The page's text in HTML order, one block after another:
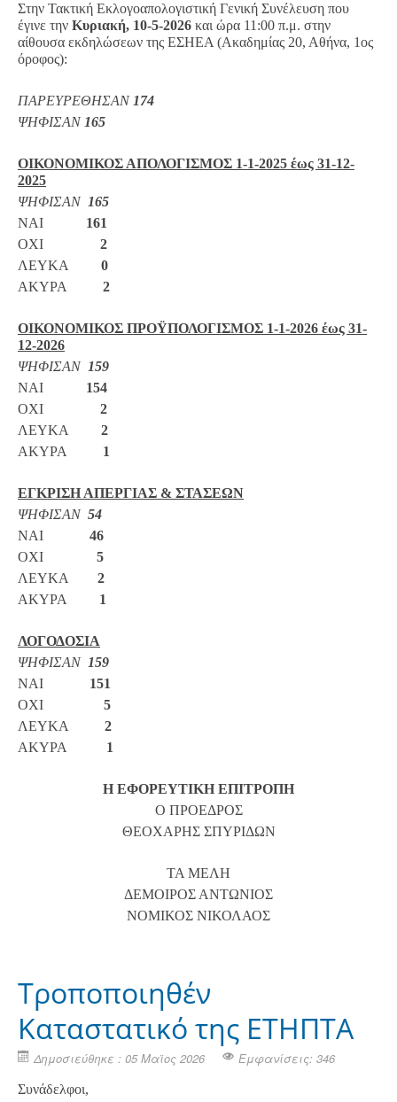
Στην Τακτική Εκλογοαπολογιστική Γενική Συνέλευση που
έγινε την Κυριακή, 10-5-2026 και ώρα 11:00 π.μ. στην
αίθουσα εκδηλώσεων της ΕΣΗΕΑ (Ακαδημίας 20, Αθήνα, 1ος
όροφος):
ΠΑΡΕΥΡΕΘΗΣΑΝ 174
ΨΗΦΙΣΑΝ165
ΟΙΚΟΝΟΜΙΚΟΣ ΑΠΟΛΟΓΙΣΜΟΣ 1-1-2025 έως 31-12-
2025
ΨΗΦΙΣΑΝ 165
ΝΑΙ 161
ΟΧΙ 2
ΛΕΥΚΑ 0
ΑΚΥΡΑ 2
ΟΙΚΟΝΟΜΙΚΟΣ ΠΡΟΫΠΟΛΟΓΙΣΜΟΣ 1-1-2026 έως 31-
12-2026
ΨΗΦΙΣΑΝ 159
ΝΑΙ 154
ΟΧΙ 2
ΛΕΥΚΑ 2
ΑΚΥΡΑ 1
ΕΓΚΡΙΣΗ ΑΠΕΡΓΙΑΣ & ΣΤΑΣΕΩΝ
ΨΗΦΙΣΑΝ 54
ΝΑΙ 46
ΟΧΙ 5
ΛΕΥΚΑ 2
ΑΚΥΡΑ 1
ΛΟΓΟΔΟΣΙΑ
ΨΗΦΙΣΑΝ 159
ΝΑΙ 151
ΟΧΙ 5
ΛΕΥΚΑ 2
ΑΚΥΡΑ 1
Η ΕΦΟΡΕΥΤΙΚΗ ΕΠΙΤΡΟΠΗ
Ο ΠΡΟΕΔΡΟΣ
ΘΕΟΧΑΡΗΣ ΣΠΥΡΙΔΩΝ
ΤΑ ΜΕΛΗ
ΔΕΜΟΙΡΟΣ ΑΝΤΩΝΙΟΣ
ΝΟΜΙΚΟΣ ΝΙΚΟΛΑΟΣ
Τροποποιηθέν
Καταστατικό της ΕΤΗΠΤΑ
Δημοσιεύθηκε : 05 Μαϊος 2026 Εμφανίσεις: 346
Συνάδελφοι,